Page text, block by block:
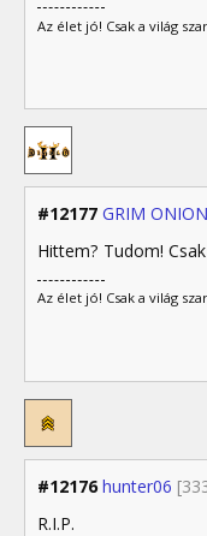
Az élet jó! Csak a világ
#12177 GRIM ONION
Hittem? Tudom!
Az élet jó! Csak a világ
#12176 hunter06
R.I.P.